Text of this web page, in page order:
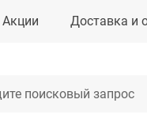
Акции Доставка и